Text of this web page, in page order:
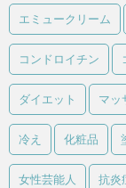
エミュークリーム
コンドロイチン
ダイエット マッ
冷え 化粧品
女性芸能人 抗炎